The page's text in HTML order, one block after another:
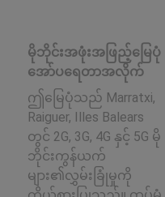
မိုဘိုင်းအဖုံးအဖြည့်မြေပုံ
အော်ပရေတာအလိုက်
ဤမြေပုံသည် Marratxi,
Raiguer, Illes Balears
တွင် 2G, 3G, 4G နှင့် 5G မို
ဘိုင်းကွန်ယက်
များ၏လွှမ်းခြုံမှုကို